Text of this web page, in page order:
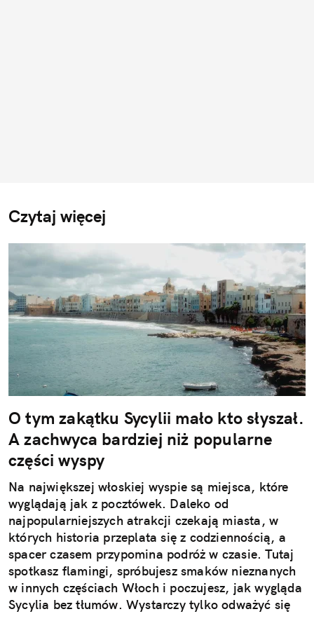
Czytaj więcej
O tym zakątku Sycylii mało kto słyszał.
A zachwyca bardziej niż popularne
części wyspy
Na największej włoskiej wyspie są miejsca, które
wyglądają jak z pocztówek. Daleko od
najpopularniejszych atrakcji czekają miasta, w
których historia przeplata się z codziennością, a
spacer czasem przypomina podróż w czasie. Tutaj
spotkasz flamingi, spróbujesz smaków nieznanych
w innych częściach Włoch i poczujesz, jak wygląda
Sycylia bez tłumów. Wystarczy tylko odważyć się